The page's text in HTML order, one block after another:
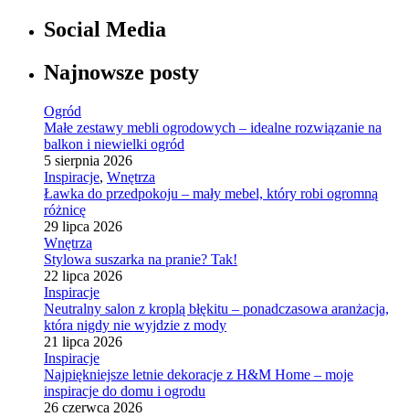
Social Media
Najnowsze posty
Ogród
Małe zestawy mebli ogrodowych – idealne rozwiązanie na
balkon i niewielki ogród
5 sierpnia 2026
Inspiracje, Wnętrza
Ławka do przedpokoju – mały mebel, który robi ogromną
różnicę
29 lipca 2026
Wnętrza
Stylowa suszarka na pranie? Tak!
22 lipca 2026
Inspiracje
Neutralny salon z kroplą błękitu – ponadczasowa aranżacja,
która nigdy nie wyjdzie z mody
21 lipca 2026
Inspiracje
Najpiękniejsze letnie dekoracje z H&M Home – moje
inspiracje do domu i ogrodu
26 czerwca 2026